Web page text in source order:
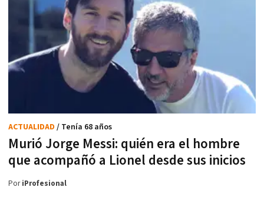
Murió Jorge Messi: quién era el hombre
que acompañó a Lionel desde sus inicios
ACTUALIDAD / Tenía 68 años
PoriProfesional